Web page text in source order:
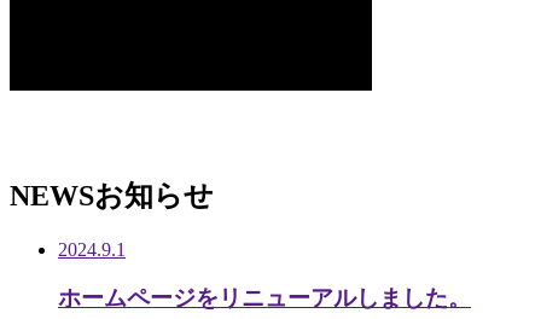
NEWSお知らせ
2024.9.1
ホームページをリニューアルしました。